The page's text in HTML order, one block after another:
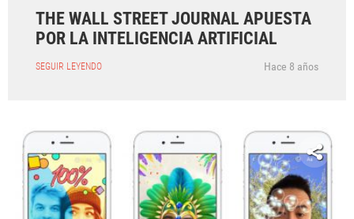
THE WALL STREET JOURNAL APUESTA
POR LA INTELIGENCIA ARTIFICIAL
SEGUIR LEYENDO Hace 8 años